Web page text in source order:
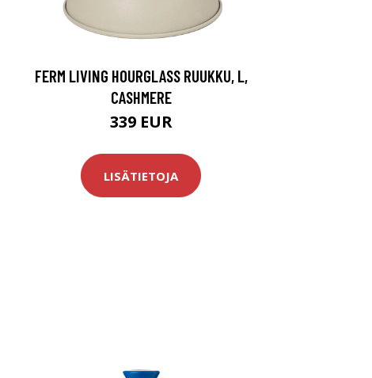
FERM LIVING HOURGLASS RUUKKU, L,
CASHMERE
339 EUR
LISÄTIETOJA